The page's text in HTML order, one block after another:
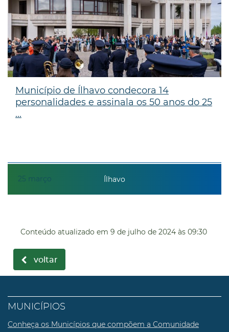
25 março
Município de Ílhavo condecora 14
personalidades e assinala os 50 anos do 25
...
Ílhavo
Conteúdo atualizado em 9 de julho de 2024 às 09:30
voltar
MUNICÍPIOS
Conheça os Municípios que compõem a Comunidade